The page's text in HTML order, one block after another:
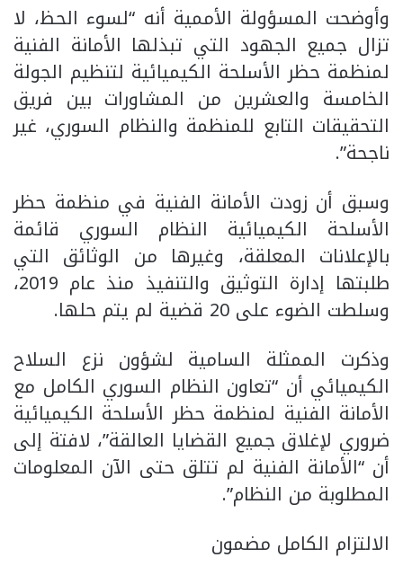
وأوضحت المسؤولة الأممية أنه “لسوء الحظ، لا
تزال جميع الجهود التي تبذلها الأمانة الفنية
لمنظمة حظر الأسلحة الكيميائية لتنظيم الجولة
الخامسة والعشرين من المشاورات بين فريق
التحقيقات التابع للمنظمة والنظام السوري، غير
ناجحة”.
وسبق أن زودت الأمانة الفنية في منظمة حظر
الأسلحة الكيميائية النظام السوري قائمة
بالإعلانات المعلقة، وغيرها من الوثائق التي
طلبتها إدارة التوثيق والتنفيذ منذ عام 2019،
وسلطت الضوء على 20 قضية لم يتم حلها.
وذكرت الممثلة السامية لشؤون نزع السلاح
الكيميائي أن “تعاون النظام السوري الكامل مع
الأمانة الفنية لمنظمة حظر الأسلحة الكيميائية
ضروري لإغلاق جميع القضايا العالقة”، لافتة إلى
أن “الأمانة الفنية لم تتلق حتى الآن المعلومات
المطلوبة من النظام”.
الالتزام الكامل مضمون